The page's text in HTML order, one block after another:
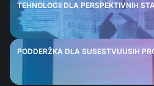
TEHNOLOGII DLA PERSPEKTIVNIH
PODDERŽKA DLA SUSESTVUUSIH